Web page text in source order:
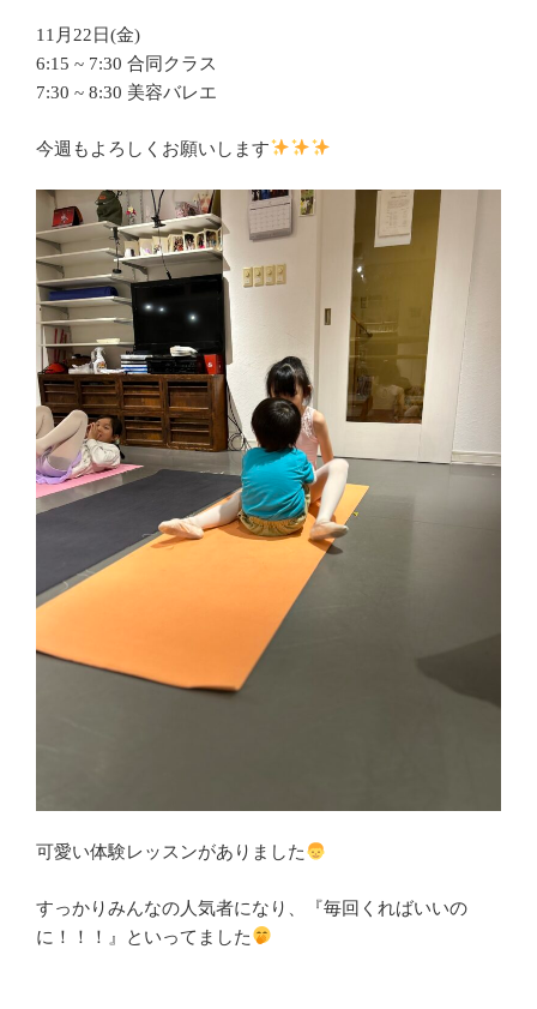
11月22日(金)
6:15 ~ 7:30 合同クラス
7:30 ~ 8:30 美容バレエ
今週もよろしくお願いします
可愛い体験レッスンがありました
すっかりみんなの人気者になり、『毎回くればいいの
に！！！』といってました